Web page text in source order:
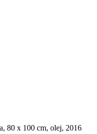
80 x 100 cm, olej, 2016